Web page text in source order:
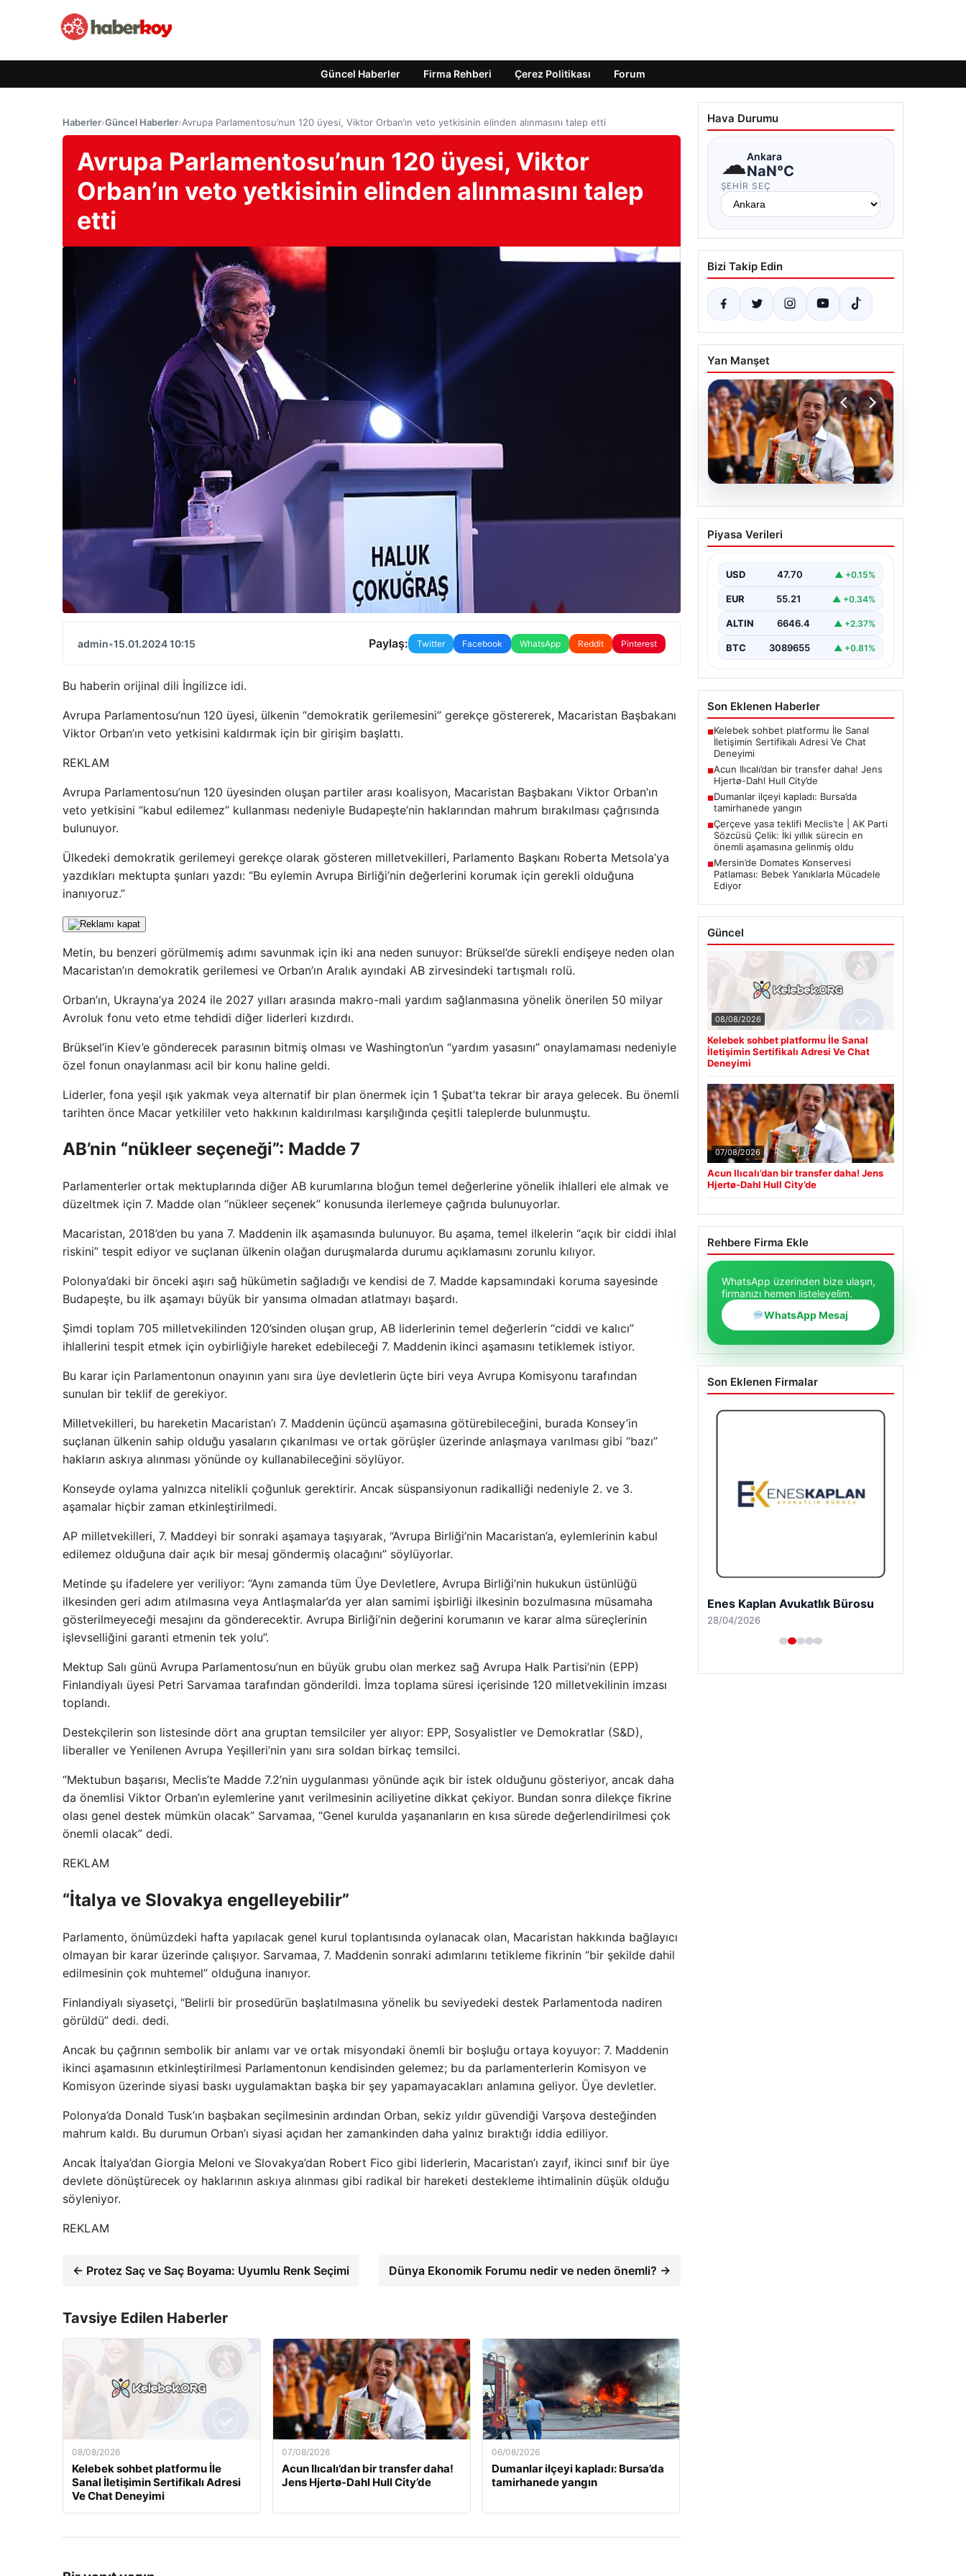
Güncel Haberler Firma Rehberi Çerez Politikası Forum
Haberler›Güncel Haberler›Avrupa Parlamentosu’nun 120 üyesi, Viktor Orban’ın veto yetkisinin elinden alınmasını talep etti
Avrupa Parlamentosu’nun 120 üyesi, Viktor
Orban’ın veto yetkisinin elinden alınmasını talep
etti
admin•15.01.2024 10:15 Paylaş: Twitter Facebook WhatsApp Reddit Pinterest
Bu haberin orijinal dili İngilizce idi.
Avrupa Parlamentosu’nun 120 üyesi, ülkenin “demokratik gerilemesini” gerekçe göstererek, Macaristan Başbakanı
Viktor Orban’ın veto yetkisini kaldırmak için bir girişim başlattı.
REKLAM
Avrupa Parlamentosu’nun 120 üyesinden oluşan partiler arası koalisyon, Macaristan Başbakanı Viktor Orban’ın
veto yetkisini “kabul edilemez” kullanması nedeniyle Budapeşte’nin haklarından mahrum bırakılması çağrısında
bulunuyor.
Ülkedeki demokratik gerilemeyi gerekçe olarak gösteren milletvekilleri, Parlamento Başkanı Roberta Metsola’ya
yazdıkları mektupta şunları yazdı: “Bu eylemin Avrupa Birliği’nin değerlerini korumak için gerekli olduğuna
inanıyoruz.”
Metin, bu benzeri görülmemiş adımı savunmak için iki ana neden sunuyor: Brüksel’de sürekli endişeye neden olan
Macaristan’ın demokratik gerilemesi ve Orban’ın Aralık ayındaki AB zirvesindeki tartışmalı rolü.
Orban’ın, Ukrayna’ya 2024 ile 2027 yılları arasında makro-mali yardım sağlanmasına yönelik önerilen 50 milyar
Avroluk fonu veto etme tehdidi diğer liderleri kızdırdı.
Brüksel’in Kiev’e gönderecek parasının bitmiş olması ve Washington’un “yardım yasasını” onaylamaması nedeniyle
özel fonun onaylanması acil bir konu haline geldi.
Liderler, fona yeşil ışık yakmak veya alternatif bir plan önermek için 1 Şubat’ta tekrar bir araya gelecek. Bu önemli
tarihten önce Macar yetkililer veto hakkının kaldırılması karşılığında çeşitli taleplerde bulunmuştu.
AB’nin “nükleer seçeneği”: Madde 7
Parlamenterler ortak mektuplarında diğer AB kurumlarına bloğun temel değerlerine yönelik ihlalleri ele almak ve
düzeltmek için 7. Madde olan “nükleer seçenek” konusunda ilerlemeye çağrıda bulunuyorlar.
Macaristan, 2018’den bu yana 7. Maddenin ilk aşamasında bulunuyor. Bu aşama, temel ilkelerin “açık bir ciddi ihlal
riskini” tespit ediyor ve suçlanan ülkenin olağan duruşmalarda durumu açıklamasını zorunlu kılıyor.
Polonya’daki bir önceki aşırı sağ hükümetin sağladığı ve kendisi de 7. Madde kapsamındaki koruma sayesinde
Budapeşte, bu ilk aşamayı büyük bir yansıma olmadan atlatmayı başardı.
Şimdi toplam 705 milletvekilinden 120’sinden oluşan grup, AB liderlerinin temel değerlerin “ciddi ve kalıcı”
ihlallerini tespit etmek için oybirliğiyle hareket edebileceği 7. Maddenin ikinci aşamasını tetiklemek istiyor.
Bu karar için Parlamentonun onayının yanı sıra üye devletlerin üçte biri veya Avrupa Komisyonu tarafından
sunulan bir teklif de gerekiyor.
Milletvekilleri, bu hareketin Macaristan’ı 7. Maddenin üçüncü aşamasına götürebileceğini, burada Konsey’in
suçlanan ülkenin sahip olduğu yasaların çıkarılması ve ortak görüşler üzerinde anlaşmaya varılması gibi “bazı”
hakların askıya alınması yönünde oy kullanabileceğini söylüyor.
Konseyde oylama yalnızca nitelikli çoğunluk gerektirir. Ancak süspansiyonun radikalliği nedeniyle 2. ve 3.
aşamalar hiçbir zaman etkinleştirilmedi.
AP milletvekilleri, 7. Maddeyi bir sonraki aşamaya taşıyarak, “Avrupa Birliği’nin Macaristan’a, eylemlerinin kabul
edilemez olduğuna dair açık bir mesaj göndermiş olacağını” söylüyorlar.
Metinde şu ifadelere yer veriliyor: “Aynı zamanda tüm Üye Devletlere, Avrupa Birliği’nin hukukun üstünlüğü
ilkesinden geri adım atılmasına veya Antlaşmalar’da yer alan samimi işbirliği ilkesinin bozulmasına müsamaha
gösterilmeyeceği mesajını da gönderecektir. Avrupa Birliği’nin değerini korumanın ve karar alma süreçlerinin
işlevselliğini garanti etmenin tek yolu”.
Mektup Salı günü Avrupa Parlamentosu’nun en büyük grubu olan merkez sağ Avrupa Halk Partisi’nin (EPP)
Finlandiyalı üyesi Petri Sarvamaa tarafından gönderildi. İmza toplama süresi içerisinde 120 milletvekilinin imzası
toplandı.
Destekçilerin son listesinde dört ana gruptan temsilciler yer alıyor: EPP, Sosyalistler ve Demokratlar (S&D),
liberaller ve Yenilenen Avrupa Yeşilleri’nin yanı sıra soldan birkaç temsilci.
“Mektubun başarısı, Meclis’te Madde 7.2’nin uygulanması yönünde açık bir istek olduğunu gösteriyor, ancak daha
da önemlisi Viktor Orban’ın eylemlerine yanıt verilmesinin aciliyetine dikkat çekiyor. Bundan sonra dilekçe fikrine
olası genel destek mümkün olacak” Sarvamaa, “Genel kurulda yaşananların en kısa sürede değerlendirilmesi çok
önemli olacak” dedi.
REKLAM
“İtalya ve Slovakya engelleyebilir”
Parlamento, önümüzdeki hafta yapılacak genel kurul toplantısında oylanacak olan, Macaristan hakkında bağlayıcı
olmayan bir karar üzerinde çalışıyor. Sarvamaa, 7. Maddenin sonraki adımlarını tetikleme fikrinin “bir şekilde dahil
edilmesinin çok muhtemel” olduğuna inanıyor.
Finlandiyalı siyasetçi, “Belirli bir prosedürün başlatılmasına yönelik bu seviyedeki destek Parlamentoda nadiren
görüldü” dedi. dedi.
Ancak bu çağrının sembolik bir anlamı var ve ortak misyondaki önemli bir boşluğu ortaya koyuyor: 7. Maddenin
ikinci aşamasının etkinleştirilmesi Parlamentonun kendisinden gelemez; bu da parlamenterlerin Komisyon ve
Komisyon üzerinde siyasi baskı uygulamaktan başka bir şey yapamayacakları anlamına geliyor. Üye devletler.
Polonya’da Donald Tusk’ın başbakan seçilmesinin ardından Orban, sekiz yıldır güvendiği Varşova desteğinden
mahrum kaldı. Bu durumun Orban’ı siyasi açıdan her zamankinden daha yalnız bıraktığı iddia ediliyor.
Ancak İtalya’dan Giorgia Meloni ve Slovakya’dan Robert Fico gibi liderlerin, Macaristan’ı zayıf, ikinci sınıf bir üye
devlete dönüştürecek oy haklarının askıya alınması gibi radikal bir hareketi destekleme ihtimalinin düşük olduğu
söyleniyor.
REKLAM
← Protez Saç ve Saç Boyama: Uyumlu Renk Seçimi Dünya Ekonomik Forumu nedir ve neden önemli? →
Tavsiye Edilen Haberler
08/08/2026
Kelebek sohbet platformu İle
Sanal İletişimin Sertifikalı Adresi
Ve Chat Deneyimi
07/08/2026
Acun Ilıcalı’dan bir transfer daha!
Jens Hjertø-Dahl Hull City’de
06/08/2026
Dumanlar ilçeyi kapladı: Bursa’da
tamirhanede yangın
Hava Durumu
☁Ankara
NaN°C
ŞEHIR SEÇ
Bizi Takip Edin
Yan Manşet
07.08.2026
Acun Ilıcalı’dan bir
transfer daha! Jens
Piyasa Verileri
USD 47.70 ▲ +0.15%
EUR 55.21 ▲ +0.34%
ALTIN 6646.4 ▲ +2.37%
BTC 3089655 ▲ +0.81%
Son Eklenen Haberler
■Kelebek sohbet platformu İle Sanal
İletişimin Sertifikalı Adresi Ve Chat
Deneyimi
■Acun Ilıcalı’dan bir transfer daha! Jens
Hjertø-Dahl Hull City’de
■Dumanlar ilçeyi kapladı: Bursa’da
tamirhanede yangın
■Çerçeve yasa teklifi Meclis’te | AK Parti
Sözcüsü Çelik: İki yıllık sürecin en
önemli aşamasına gelinmiş oldu
■Mersin’de Domates Konservesi
Patlaması: Bebek Yanıklarla Mücadele
Ediyor
Güncel
08/08/2026
Kelebek sohbet platformu İle Sanal
İletişimin Sertifikalı Adresi Ve Chat
Deneyimi
07/08/2026
Acun Ilıcalı’dan bir transfer daha! Jens
Hjertø-Dahl Hull City’de
Rehbere Firma Ekle
WhatsApp üzerinden bize ulaşın,
firmanızı hemen listeleyelim.
WhatsApp Mesaj
Son Eklenen Firmalar
Enes Kaplan Avukatlık Bürosu
28/04/2026